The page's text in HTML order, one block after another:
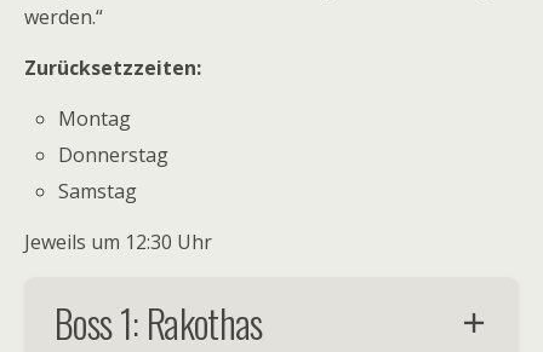
werden.“
Zurücksetzzeiten:
Montag
Donnerstag
Samstag
Jeweils um 12:30 Uhr
Boss 1: Rakothas